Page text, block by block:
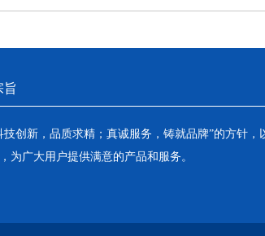
旨
技创新，品质求精；真诚服务，铸就品牌”的方针，
为广大用户提供满意的产品和服务。